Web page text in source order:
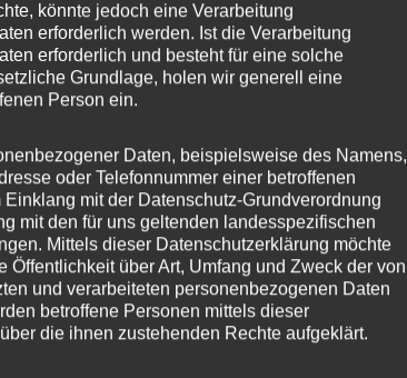
könnte jedoch eine Verarbeitung
erforderlich werden. Ist die Verarbeitung
erforderlich und besteht für eine solche
Grundlage, holen wir generell eine
Person ein.
Daten, beispielsweise des Namens,
oder Telefonnummer einer betroffenen
Einklang mit der Datenschutz-Grundverordnung
mit den für uns geltenden landesspezifischen
Mittels dieser Datenschutzerklärung möchte
Öffentlichkeit über Art, Umfang und Zweck der von
und verarbeiteten personenbezogenen Daten
betroffene Personen mittels dieser
die ihnen zustehenden Rechte aufgeklärt.